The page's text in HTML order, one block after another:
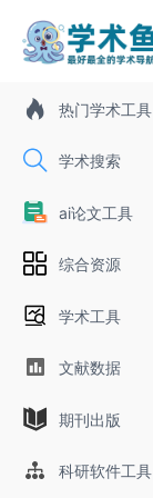
热门学术工具
学术搜索
ai论文工具
综合资源
学术工具
文献数据
期刊出版
科研软件工具